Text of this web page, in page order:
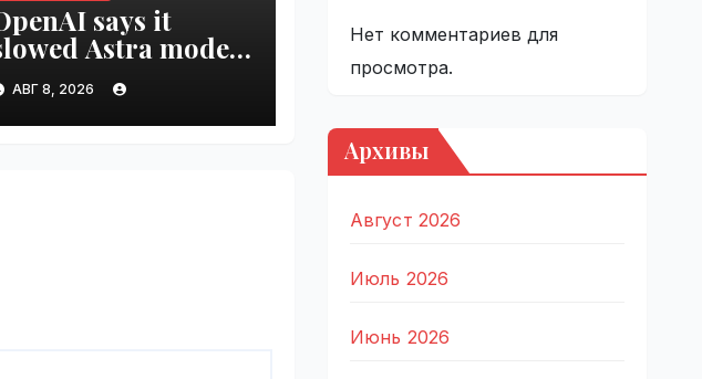
says it
Astra model
over
concerns |
АВГ 8, 2026
Нет комментариев для
просмотра.
Архивы
Август 2026
Июль 2026
Июнь 2026